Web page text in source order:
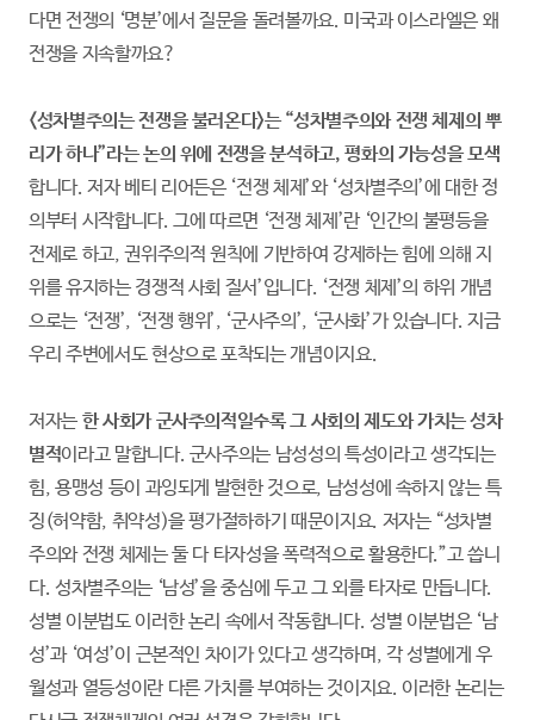
다면 전쟁의 ‘명분’에서 질문을 돌려볼까요. 미국과 이스라엘은 왜
전쟁을 지속할까요?
<성차별주의는 전쟁을 불러온다>는 “성차별주의와 전쟁 체제의 뿌
리가 하나”라는 논의 위에 전쟁을 분석하고, 평화의 가능성을 모색
합니다. 저자 베티 리어든은 ‘전쟁 체제’와 ‘성차별주의’에 대한 정
의부터 시작합니다. 그에 따르면 ‘전쟁 체제’란 ‘인간의 불평등을
전제로 하고, 권위주의적 원칙에 기반하여 강제하는 힘에 의해 지
위를 유지하는 경쟁적 사회 질서’입니다. ‘전쟁 체제’의 하위 개념
으로는 ‘전쟁’, ‘전쟁 행위’, ‘군사주의’, ‘군사화’가 있습니다. 지금
우리 주변에서도 현상으로 포착되는 개념이지요.
저자는 한 사회가 군사주의적일수록 그 사회의 제도와 가치는 성차
별적이라고 말합니다. 군사주의는 남성성의 특성이라고 생각되는
힘, 용맹성 등이 과잉되게 발현한 것으로, 남성성에 속하지 않는 특
징(허약함, 취약성)을 평가절하하기 때문이지요. 저자는 “성차별
주의와 전쟁 체제는 둘 다 타자성을 폭력적으로 활용한다.”고 씁니
다. 성차별주의는 ‘남성’을 중심에 두고 그 외를 타자로 만듭니다.
성별 이분법도 이러한 논리 속에서 작동합니다. 성별 이분법은 ‘남
성’과 ‘여성’이 근본적인 차이가 있다고 생각하며, 각 성별에게 우
월성과 열등성이란 다른 가치를 부여하는 것이지요. 이러한 논리는